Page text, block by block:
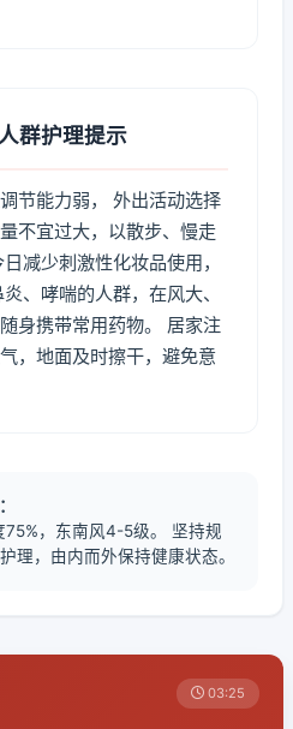
群护理提示
节能力弱， 外出活动选择
不宜过大，以散步、慢走
减少刺激性化妆品使用，
、哮喘的人群，在风大、
身携带常用药物。 居家注
，地面及时擦干，避免意
，东南风4-5级。 坚持规
理，由内而外保持健康状态。
03:25